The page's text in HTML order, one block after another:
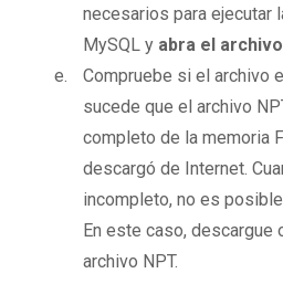
necesarios para ejecutar
MySQL y abra el
Compruebe si el archivo
sucede que el archivo
completo de la memoria
descargó de Internet.
incompleto, no es
En este caso, descargue
archivo NPT.